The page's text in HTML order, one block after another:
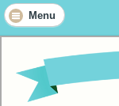
Menu